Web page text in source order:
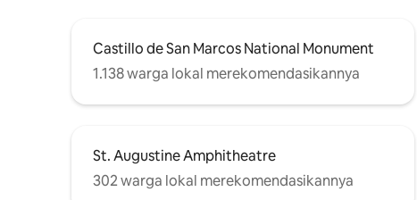
Castillo de San Marcos National Monument
1.138 warga lokal merekomendasikannya
St. Augustine Amphitheatre
302 warga lokal merekomendasikannya